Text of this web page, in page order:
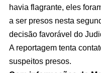
havia flagrante, eles
a ser presos nesta
decisão favorável do
A reportagem tenta
suspeitos presos.